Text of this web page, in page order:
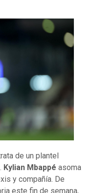
de un plantel
Kylian Mbappé asoma
y compañía. De
este fin de semana,